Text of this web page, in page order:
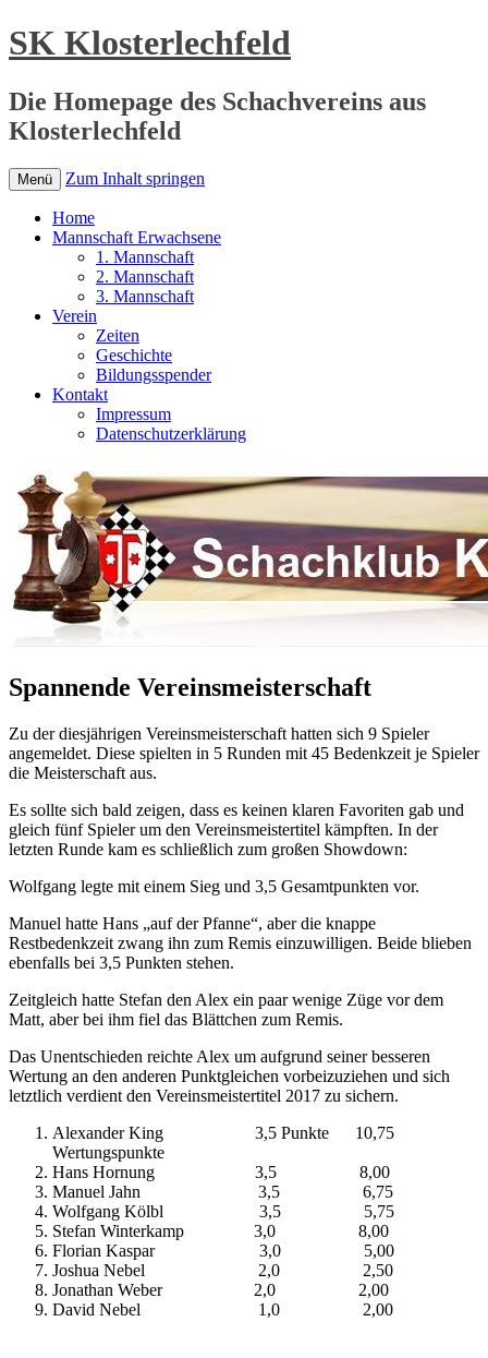
SK Klosterlechfeld
Die Homepage des Schachvereins aus
Klosterlechfeld
Menü Zum Inhalt springen
Home
Mannschaft Erwachsene
1. Mannschaft
2. Mannschaft
3. Mannschaft
Verein
Zeiten
Geschichte
Bildungsspender
Kontakt
Impressum
Datenschutzerklärung
Spannende Vereinsmeisterschaft
Zu der diesjährigen Vereinsmeisterschaft hatten sich 9 Spieler
angemeldet. Diese spielten in 5 Runden mit 45 Bedenkzeit je Spieler
die Meisterschaft aus.
Es sollte sich bald zeigen, dass es keinen klaren Favoriten gab und
gleich fünf Spieler um den Vereinsmeistertitel kämpften. In der
letzten Runde kam es schließlich zum großen Showdown:
Wolfgang legte mit einem Sieg und 3,5 Gesamtpunkten vor.
Manuel hatte Hans „auf der Pfanne“, aber die knappe
Restbedenkzeit zwang ihn zum Remis einzuwilligen. Beide blieben
ebenfalls bei 3,5 Punkten stehen.
Zeitgleich hatte Stefan den Alex ein paar wenige Züge vor dem
Matt, aber bei ihm fiel das Blättchen zum Remis.
Das Unentschieden reichte Alex um aufgrund seiner besseren
Wertung an den anderen Punktgleichen vorbeizuziehen und sich
letztlich verdient den Vereinsmeistertitel 2017 zu sichern.
Alexander King 3,5 Punkte 10,75
Wertungspunkte
Hans Hornung 3,5 8,00
Manuel Jahn 3,5 6,75
Wolfgang Kölbl 3,5 5,75
Stefan Winterkamp 3,0 8,00
Florian Kaspar 3,0 5,00
Joshua Nebel 2,0 2,50
Jonathan Weber 2,0 2,00
David Nebel 1,0 2,00